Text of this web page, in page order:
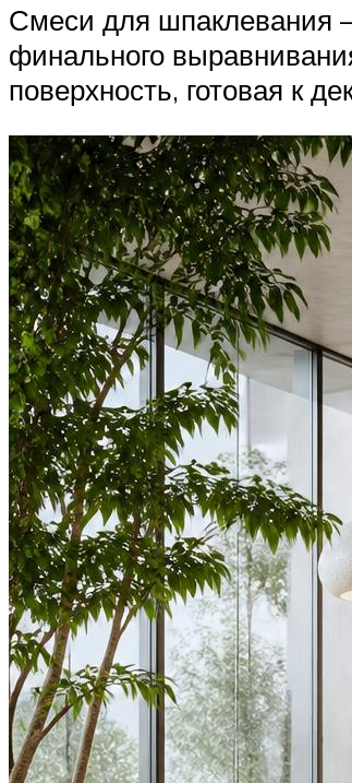
Смеси для шпаклевания
финального
поверхность, готовая к